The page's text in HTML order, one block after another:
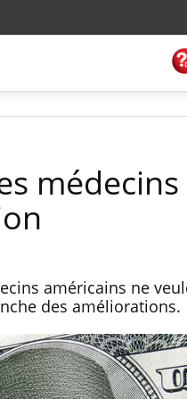
américains ne
des améliorations.